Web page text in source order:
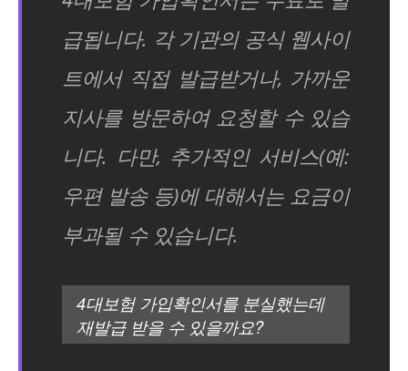
급됩니다. 각 기관의 공식 웹사이
트에서 직접 발급받거나, 가까운
지사를 방문하여 요청할 수 있습
니다. 다만, 추가적인 서비스(예:
우편 발송 등)에 대해서는 요금이
부과될 수 있습니다.
4대보험 가입확인서를 분실했는데
재발급 받을 수 있을까요?